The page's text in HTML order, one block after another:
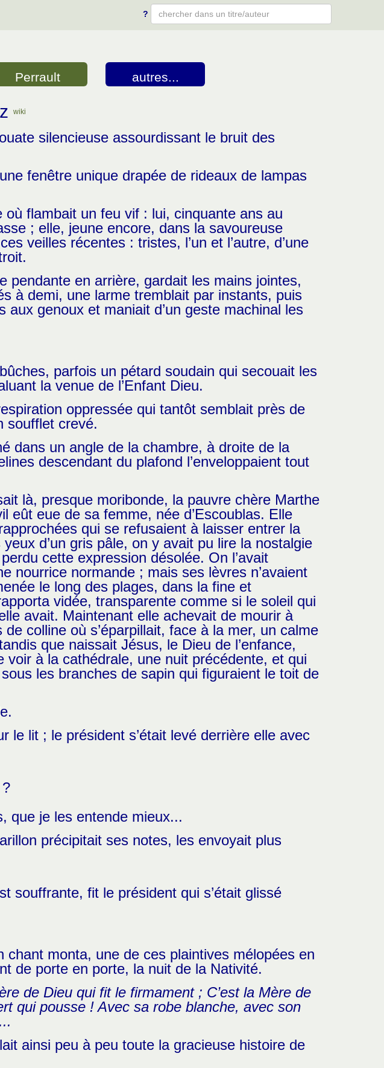
?
Perrault autres...
wiki
silencieuse assourdissant le bruit des
fenêtre unique drapée de rideaux de lampas
flambait un feu vif : lui, cinquante ans au
; elle, jeune encore, dans la savoureuse
veilles récentes : tristes, l’un et l’autre, d’une
pendante en arrière, gardait les mains jointes,
à demi, une larme tremblait par instants, puis
genoux et maniait d’un geste machinal les
parfois un pétard soudain qui secouait les
la venue de l’Enfant Dieu.
oppressée qui tantôt semblait près de
soufflet crevé.
dans un angle de la chambre, à droite de la
descendant du plafond l’enveloppaient tout
là, presque moribonde, la pauvre chère Marthe
eût eue de sa femme, née d’Escoublas. Elle
qui se refusaient à laisser entrer la
d’un gris pâle, on y avait pu lire la nostalgie
cette expression désolée. On l’avait
nourrice normande ; mais ses lèvres n’avaient
le long des plages, dans la fine et
vidée, transparente comme si le soleil qui
avait. Maintenant elle achevait de mourir à
colline où s’éparpillait, face à la mer, un calme
que naissait Jésus, le Dieu de l’enfance,
voir à la cathédrale, une nuit précédente, et qui
les branches de sapin qui figuraient le toit de
le lit ; le président s’était levé derrière elle avec
que je les entende mieux...
précipitait ses notes, les envoyait plus
souffrante, fit le président qui s’était glissé
monta, une de ces plaintives mélopées en
de porte en porte, la nuit de la Nativité.
de Dieu qui fit le firmament ; C’est la Mère de
quipousse ! Avec sa robe blanche, avec son
ainsi peu à peu toute la gracieuse histoire de